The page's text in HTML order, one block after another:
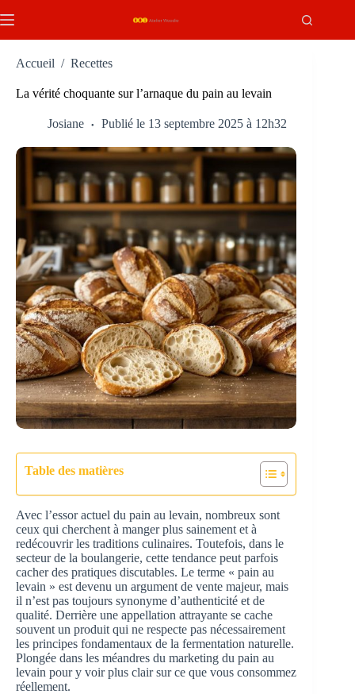
au
Accueil / Recettes
La vérité choquante sur l’arnaque du pain au levain
Josiane Publié le 13 septembre 2025 à 12h32
Table des matières
Avec l’essor actuel du pain au levain, nombreux sont
ceux qui cherchent à manger plus sainement et à
redécouvrir les traditions culinaires. Toutefois, dans le
secteur de la boulangerie, cette tendance peut parfois
cacher des pratiques discutables. Le terme « pain au
levain » est devenu un argument de vente majeur, mais
il n’est pas toujours synonyme d’authenticité et de
qualité. Derrière une appellation attrayante se cache
souvent un produit qui ne respecte pas nécessairement
les principes fondamentaux de la fermentation naturelle.
Plongée dans les méandres du marketing du pain au
levain pour y voir plus clair sur ce que vous consommez
réellement.